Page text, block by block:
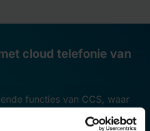
cloud telefonie van
functies van CCS, waar
bijdragen aan een verbeterde
slimme pop-up meldingen en